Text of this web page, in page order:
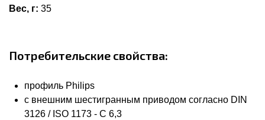
Вес, г: 35
Потребительские свойства:
профиль Philips
с внешним шестигранным приводом согласно DIN
3126 / ISO 1173 - C 6,3